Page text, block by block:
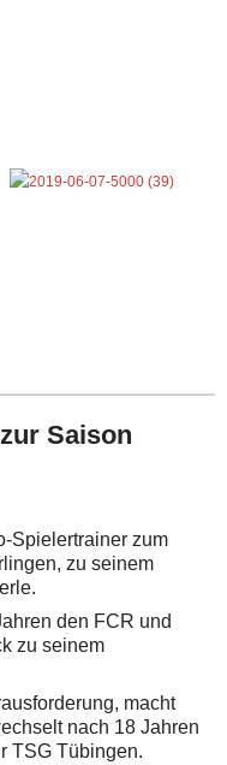
Saison
Spielertrainer zum
zu seinem
den FCR und
zu seinem
macht
nach 18 Jahren
TSG Tübingen.